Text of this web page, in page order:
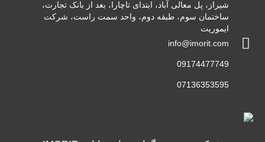
شیراز، پل معالی آباد، ابتدای تاچارا، بعد از بانک تجارت،
ساختمان سوم، طبقه دوم، واحد سمت راست، شرکت
ایموریت
info@imorit.com
09174477749
07136353595